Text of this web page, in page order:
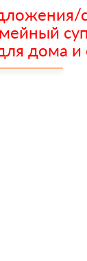
дома и